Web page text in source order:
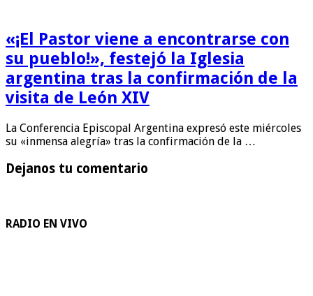
«¡El Pastor viene a encontrarse con
su pueblo!», festejó la Iglesia
argentina tras la confirmación de la
visita de León XIV
La Conferencia Episcopal Argentina expresó este miércoles
su «inmensa alegría» tras la confirmación de la …
Dejanos tu comentario
RADIO EN VIVO